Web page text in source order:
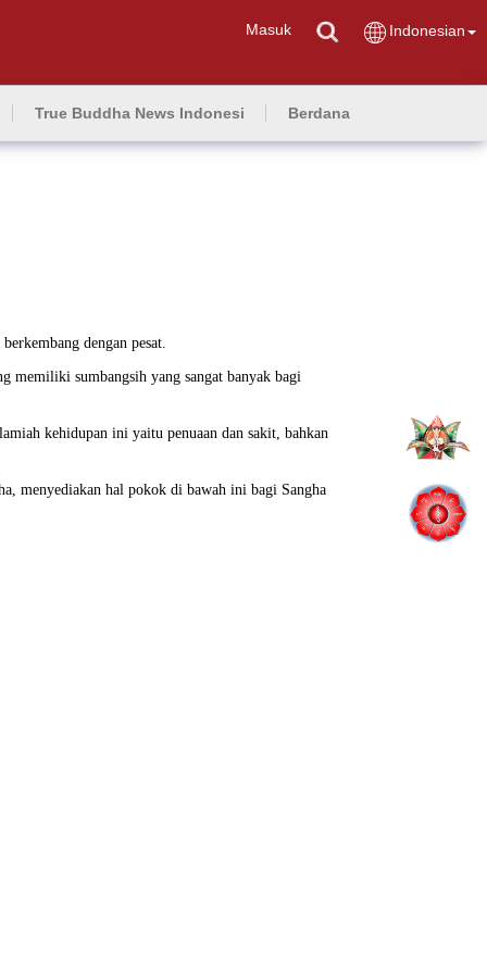
Masuk Indonesian
True Buddha News Indonesi Berdana
dengan pesat.
memiliki sumbangsih yang sangat banyak bagi
kehidupan ini yaitu penuaan dan sakit, bahkan
menyediakan hal pokok di bawah ini bagi Sangha